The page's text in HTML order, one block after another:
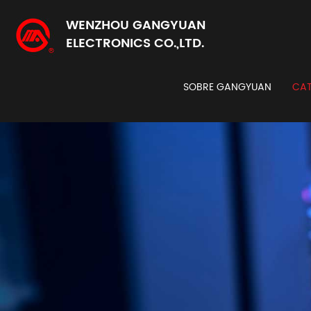
WENZHOU GANGYUAN
ELECTRONICS CO.,LTD.
SOBRE GANGYUAN